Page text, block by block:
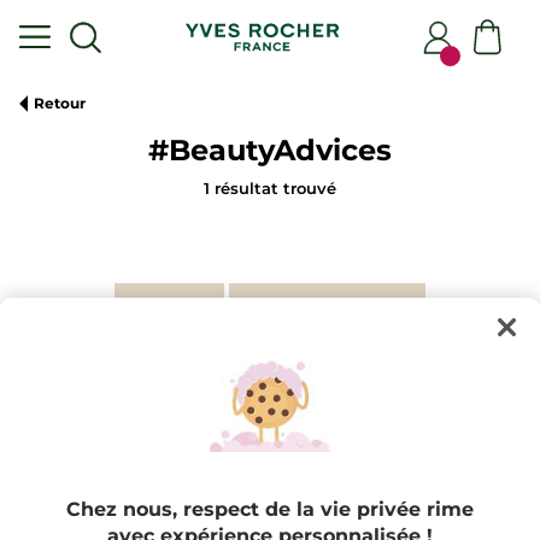
Retour
#BeautyAdvices
1 résultat trouvé
#EcoConception #IdéesCadeaux
Chez nous, respect de la vie privée rime